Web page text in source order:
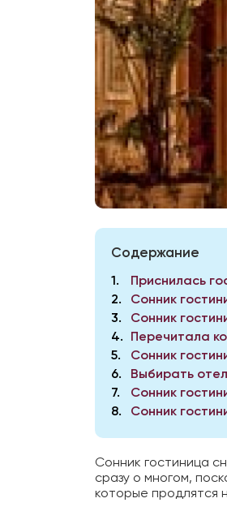
Содержание
1
Приснилась
2
Сонник
3
Сонник
4
Перечитала
5
Сонник
6
Выбирать
7
Сонник
8
Сонник
Сонник гостиница
сразу о многом,
которые продлятся